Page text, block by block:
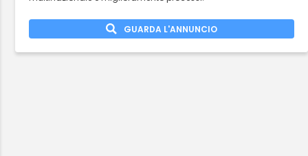
GUARDA L'ANNUNCIO